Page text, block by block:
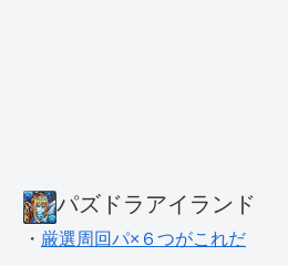
パズドラアイランド
・ 厳選周回パ×６つがこれだ